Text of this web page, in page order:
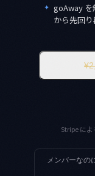
✦ goAway を
から先回
Stripe に
メンバーなの